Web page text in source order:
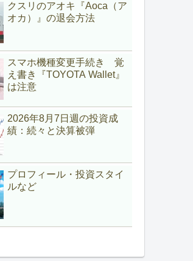
クスリのアオキ『Aoca（ア
オカ）』の退会方法
スマホ機種変更手続き 覚
え書き『TOYOTA Wallet』
は注意
2026年8月7日週の投資成
績：続々と決算被弾
プロフィール・投資スタイ
ルなど